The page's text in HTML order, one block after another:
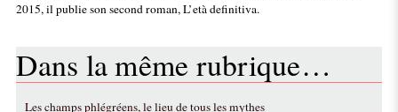
2015, il publie son second roman, L’età definitiva.
Dans la même rubrique…
Les champs phlégréens, le lieu de tous les mythes